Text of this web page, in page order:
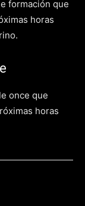
formación que
horas
once que
horas